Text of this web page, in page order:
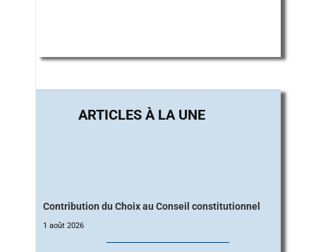
Contribution du Choix au Conseil constitutionnel
1 août 2026